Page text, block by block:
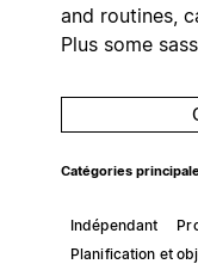
and routines,
Plus some
Catégories
Indépendant
Planification et